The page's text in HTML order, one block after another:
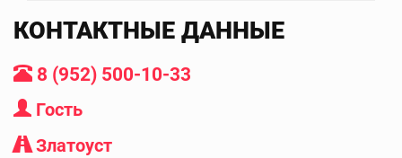
КОНТАКТНЫЕ ДАННЫЕ
8 (952) 500-10-33
Гость
Златоуст